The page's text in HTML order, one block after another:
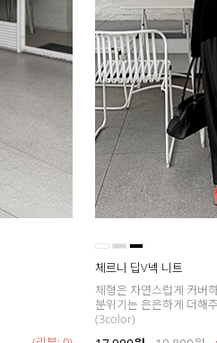
체르니 딥V넥 니트
체형은 자연스럽게 커버
분위기는 은은하게 더해
(3color)